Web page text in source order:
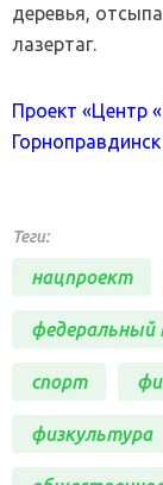
деревья,
лазертаг.
Проект «Центр
Теги:
нацпроект
федеральный
спорт
физкультура